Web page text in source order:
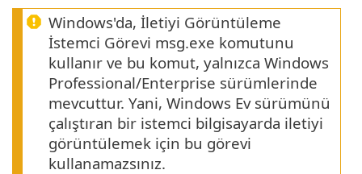
Windows'da, İletiyi Görüntüleme
İstemci Görevi msg.exe komutunu
kullanır ve bu komut, yalnızca Windows
Professional/Enterprise sürümlerinde
mevcuttur. Yani, Windows Ev sürümünü
çalıştıran bir istemci bilgisayarda iletiyi
görüntülemek için bu görevi
kullanamazsınız.